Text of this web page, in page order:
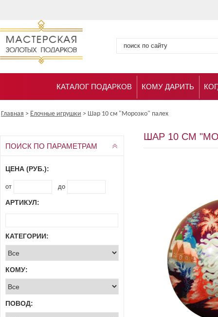
КАТАЛОГ ПОДАРКОВ КОМУ ДАРИТЬ
Главная > Ёлочные игрушки > Шар 10 см "Морозко" палех
ПОИСК ПО ПАРАМЕТРАМ
ЦЕНА (РУБ.):
от до
АРТИКУЛ:
КАТЕГОРИИ:
КОМУ:
ПОВОД:
ШАР 10 СМ